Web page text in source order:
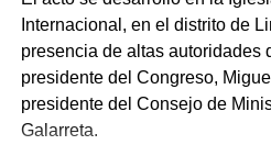
calificó como
del poder», y
a la
crónica»,
Internacional, en el distrito de
presencia de altas autoridades
presidente del Congreso,
presidente del Consejo de
Galarreta.